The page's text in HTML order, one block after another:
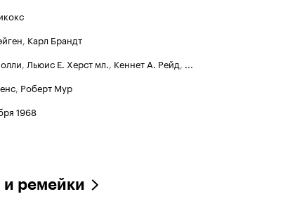
, Карл Брандт
, Льюис Е. Херст мл., Кеннет А. Рейд, ...
, Роберт Мур
1968
ремейки